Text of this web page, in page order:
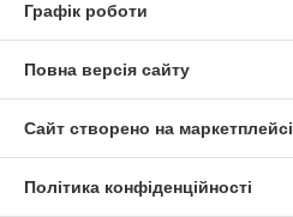
Графік роботи
Повна версія сайту
Сайт створено на маркетплейсі
Політика конфіденційності